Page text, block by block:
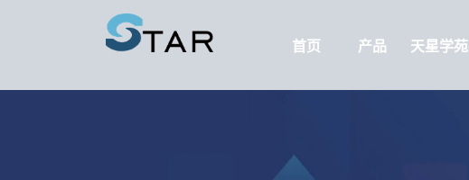
首页 产品 天星学苑